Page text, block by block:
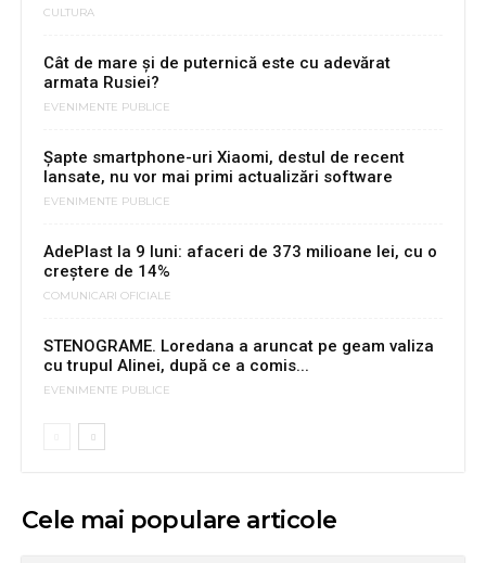
CULTURA
Cât de mare și de puternică este cu adevărat
armata Rusiei?
EVENIMENTE PUBLICE
Șapte smartphone-uri Xiaomi, destul de recent
lansate, nu vor mai primi actualizări software
EVENIMENTE PUBLICE
AdePlast la 9 luni: afaceri de 373 milioane lei, cu o
creștere de 14%
COMUNICARI OFICIALE
STENOGRAME. Loredana a aruncat pe geam valiza
cu trupul Alinei, după ce a comis...
EVENIMENTE PUBLICE
Cele mai populare articole